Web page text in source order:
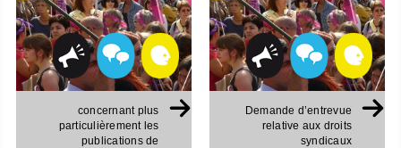
concernant plus
particulièrement les
publications de
Demande d’entrevue
relative aux droits
syndicaux